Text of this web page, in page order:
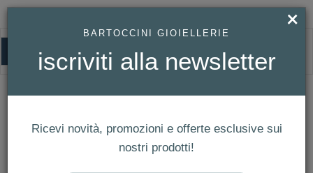
HOMEPAGE OROLOGIO BULOVA DONNA AUTOMATIC REF. 96L319
Orologio Bulova Donna Automatic Ref.
96L319
×
BARTOCCINI GIOIELLERIE
iscriviti alla newsletter
Ricevi novità, promozioni e offerte esclusive sui
nostri prodotti!